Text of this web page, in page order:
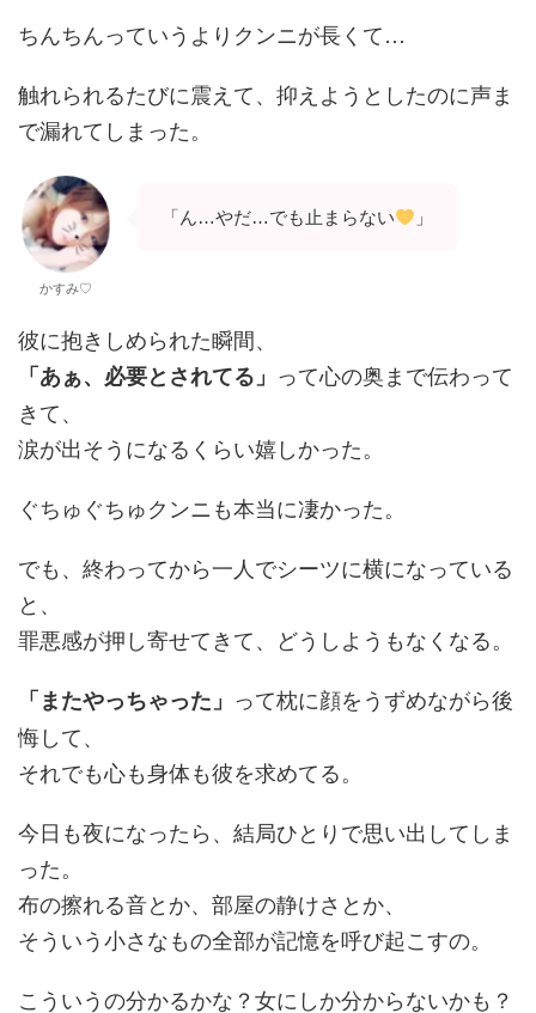
ちんちんっていうよりクンニが長くて…
触れられるたびに震えて、抑えようとしたのに声ま
で漏れてしまった。
かすみ♡
「ん…やだ…でも止まらない 」
彼に抱きしめられた瞬間、
「あぁ、必要とされてる」 って心の奥まで伝わって
きて、
涙が出そうになるくらい嬉しかった。
ぐちゅぐちゅクンニも本当に凄かった。
でも、終わってから一人でシーツに横になっている
と、
罪悪感が押し寄せてきて、どうしようもなくなる。
「またやっちゃった」 って枕に顔をうずめながら後
悔して、
それでも心も身体も彼を求めてる。
今日も夜になったら、結局ひとりで思い出してしま
った。
布の擦れる音とか、部屋の静けさとか、
そういう小さなもの全部が記憶を呼び起こすの。
こういうの分かるかな？女にしか分からないかも？